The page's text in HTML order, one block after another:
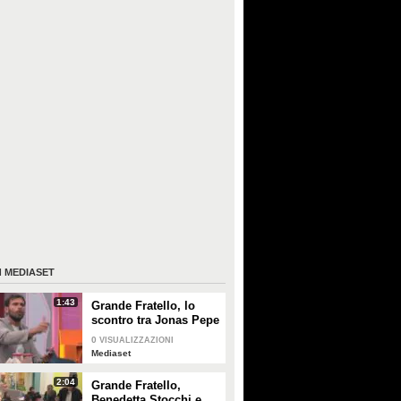
MEDIASET
1:43
Grande Fratello, lo
scontro tra Jonas Pepe
e Domenico D'Alterio
0 VISUALIZZAZIONI
Mediaset
2:04
Grande Fratello,